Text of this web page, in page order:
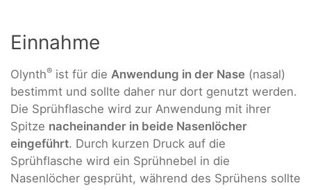
Einnahme
Olynth® ist für die Anwendung in der Nase (nasal)
bestimmt und sollte daher nur dort genutzt werden.
Die Sprühflasche wird zur Anwendung mit ihrer
Spitze nacheinander in beide Nasenlöcher
eingeführt. Durch kurzen Druck auf die
Sprühflasche wird ein Sprühnebel in die
Nasenlöcher gesprüht, während des Sprühens sollte